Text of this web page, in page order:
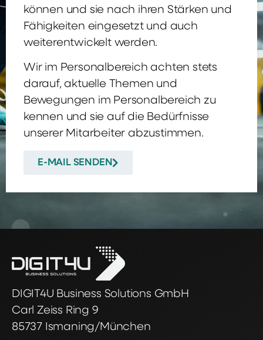
können und sie nach ihren Stärken und
Fähigkeiten eingesetzt und auch
weiterentwickelt werden.
Wir im Personalbereich achten stets
darauf, aktuelle Themen und
Bewegungen im Personalbereich zu
kennen und sie auf die Bedürfnisse
unserer Mitarbeiter abzustimmen.
E-MAIL SENDEN
DIGIT4U Business Solutions GmbH
Carl Zeiss Ring 9
85737 Ismaning/München